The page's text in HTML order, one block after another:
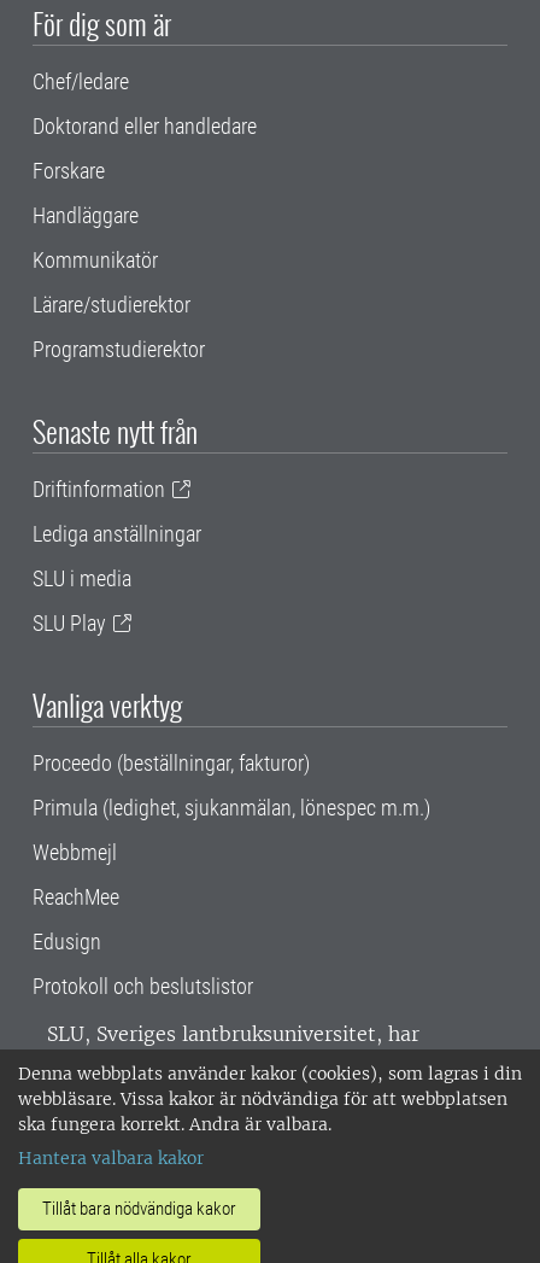
Denna webbplats använder kakor (cookies), som lagras i din
webbläsare. Vissa kakor är nödvändiga för att webbplatsen
ska fungera korrekt. Andra är valbara.
Hantera valbara kakor
Tillåt bara nödvändiga kakor
För dig som är
Chef/ledare
Doktorand eller handledare
Forskare
Handläggare
Kommunikatör
Lärare/studierektor
Programstudierektor
Senaste nytt från
Driftinformation
Lediga anställningar
SLU i media
SLU Play
Vanliga verktyg
Proceedo (beställningar, fakturor)
Primula (ledighet, sjukanmälan, lönespec m.m.)
Webbmejl
ReachMee
Edusign
Protokoll och beslutslistor
SLU, Sveriges lantbruksuniversitet, har
verksamhet över hela Sverige. Huvudorter är
Alnarp, Uppsala och Umeå.SLU är
miljöcertifierat enligt ISO 14001. •
018-67 10 00 • Org nr: 202100-2817 •
Om SLU:s webbplatser
•Hantera kakor•Behandling av